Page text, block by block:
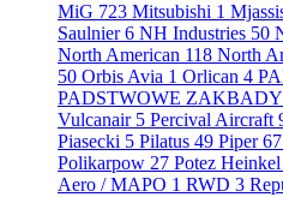
MiG 723 Mitsubishi 1
Saulnier6 NH Industries 50
North American 118 North
50 Orbis Avia 1 Orlican 4
PADSTWOWE
Vulcanair 5 Percival Aircraft
Piasecki 5 Pilatus 49 Piper67
Polikarpow 27 Potez Heinkel
Aero / MAPO 1 RWD 3